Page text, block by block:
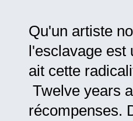
Qu'un artiste
l'esclavage est
ait cette
Twelve years
récompenses.